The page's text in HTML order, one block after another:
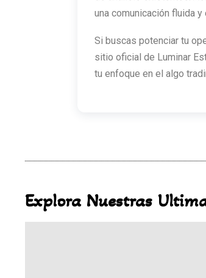
una comunicación fluida
Si buscas potenciar tu
sitio oficial de Luminar
tu enfoque en el algo
Explora Nuestras